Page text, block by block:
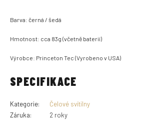
Barva: černá / šedá
Hmotnost: cca 83g (včetně baterií)
Výrobce: Princeton Tec (Vyrobeno v USA)
SPECIFIKACE
Kategorie:
Čelové svítilny
Záruka:
2 roky